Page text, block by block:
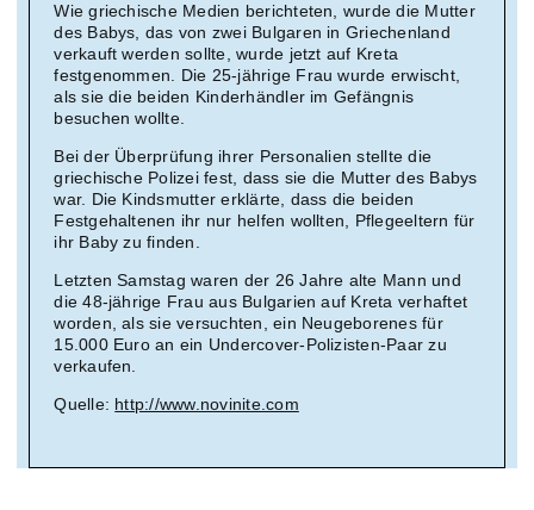
Wie griechische Medien berichteten, wurde die Mutter
des Babys, das von zwei Bulgaren in Griechenland
verkauft werden sollte, wurde jetzt auf Kreta
festgenommen. Die 25-jährige Frau wurde erwischt,
als sie die beiden Kinderhändler im Gefängnis
besuchen wollte.
Bei der Überprüfung ihrer Personalien stellte die
griechische Polizei fest, dass sie die Mutter des Babys
war. Die Kindsmutter erklärte, dass die beiden
Festgehaltenen ihr nur helfen wollten, Pflegeeltern für
ihr Baby zu finden.
Letzten Samstag waren der 26 Jahre alte Mann und
die 48-jährige Frau aus Bulgarien auf Kreta verhaftet
worden, als sie versuchten, ein Neugeborenes für
15.000 Euro an ein Undercover-Polizisten-Paar zu
verkaufen.
Quelle: http://www.novinite.com